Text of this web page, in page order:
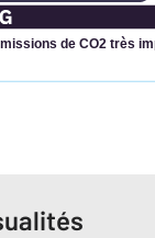
de CO2 très